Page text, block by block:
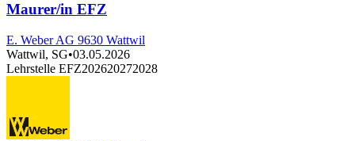
Maurer/in EFZ
E. Weber AG 9630 Wattwil
Wattwil, SG•03.05.2026
Lehrstelle EFZ202620272028